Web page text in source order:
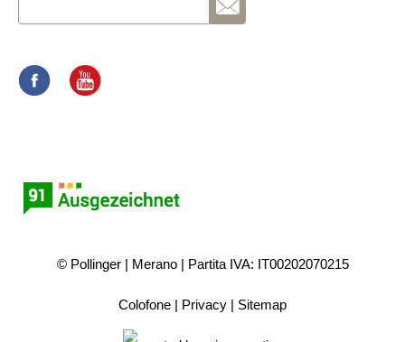
© Pollinger Merano Partita IVA: IT00202070215
Colofone Privacy Sitemap